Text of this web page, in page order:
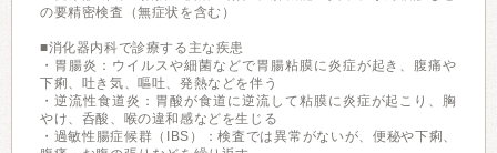
の要精密検査（無症状を含む）
■消化器内科で診療する主な疾患
・胃腸炎：ウイルスや細菌などで胃腸粘膜に炎症が起き、腹痛や
下痢、吐き気、嘔吐、発熱などを伴う
・逆流性食道炎：胃酸が食道に逆流して粘膜に炎症が起こり、胸
やけ、呑酸、喉の違和感などを生じる
・過敏性腸症候群（IBS）：検査では異常がないが、便秘や下痢、